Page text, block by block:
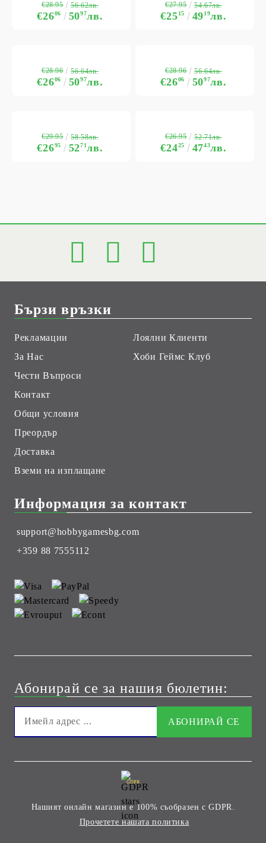
€2606 5097лв.
€28.95 56.62лв.
€2515 4919лв.
€27.95 54.67лв.
€2606 5097лв.
€28.96 56.64лв.
€2606 5097лв.
€28.96 56.64лв.
€2695 5271лв.
€29.95 58.58лв.
€2425 4743лв.
€26.95 52.71лв.
Бързи връзки
Рекламации
За Нас
Чести Въпроси
Контакт
Общи условия
Преордър
Доставка
Вземи на изплащане
Лоялни Клиенти
Хоби Геймс Клуб
Информация за контакт
support@hobbygamesbg.com
+359 88 7555112
Абонирай се за нашия бюлетин:
GDPR
Нашият онлайн магазин е 100% съобразен с GDPR.
Прочетете нашата политика